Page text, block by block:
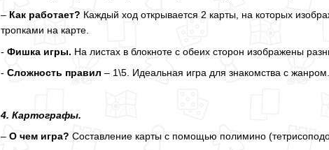
– Как работает? Каждый ход открывается 2 карты, на которых
тропками на карте.
- Фишка игры. На листах в блокноте с обеих сторон изображены
- Сложность правил – 1\5. Идеальная игра для знакомства с
4. Картографы.
– О чем игра? Составление карты с помощью полимино